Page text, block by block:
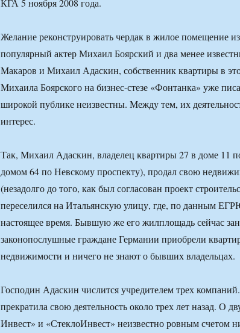
КГА 5 ноября 2008 года.
Желание реконструировать чердак в жилое помещение
популярный актер Михаил Боярский и два менее
Макаров и Михаил Адаскин, собственник квартиры в
Михаила Боярского на бизнес-стезе «Фонтанка» уже
широкой публике неизвестны. Между тем, их
интерес.
Так, Михаил Адаскин, владелец квартиры 27 в доме 11
домом 64 по Невскому проспекту), продал свою
(незадолго до того, как был согласован проект
переселился на Итальянскую улицу, где, по данным
настоящее время. Бывшую же его жилплощадь сейчас
законопослушные граждане Германии приобрели
недвижимости и ничего не знают о бывших владельцах.
Господин Адаскин числится учредителем трех
прекратила свою деятельность около трех лет назад.
Инвест» и «СтеклоИнвест» неизвестно ровным счетом